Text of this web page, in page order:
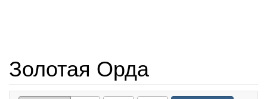
Золотая Орда